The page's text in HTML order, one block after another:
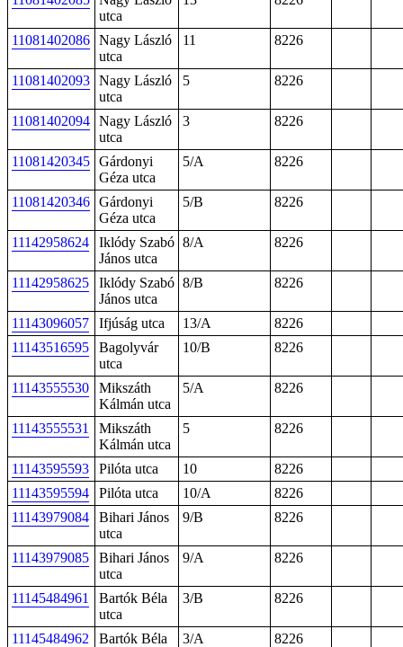
utca
11081402086 Nagy László
utca
11 8226
11081402093 Nagy László
utca
5 8226
11081402094 Nagy László
utca
3 8226
11081420345 Gárdonyi
Géza utca
5/A 8226
11081420346 Gárdonyi
Géza utca
5/B 8226
11142958624
Iklódy Szabó
János utca
8/A 8226
11142958625
Iklódy Szabó
János utca
8/B 8226
11143096057 Ifjúság utca 13/A
8226
11143516595
Bagolyvár
utca
10/B 8226
11143555530
Mikszáth
Kálmán utca
5/A 8226
11143555531
Mikszáth
Kálmán utca
5 8226
11143595593 Pilóta utca 10
8226
11143595594
Pilóta utca 10/A
8226
11143979084
Bihari János
utca
9/B 8226
11143979085
Bihari János
utca
9/A 8226
11145484961
Bartók Béla
utca
3/B 8226
11145484962
Bartók Béla
3/A 8226